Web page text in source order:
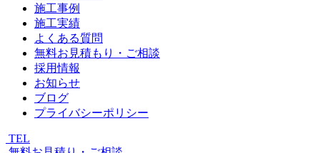
施工事例
施工実績
よくある質問
無料お見積もり・ご相談
採用情報
お知らせ
ブログ
プライバシーポリシー
TEL